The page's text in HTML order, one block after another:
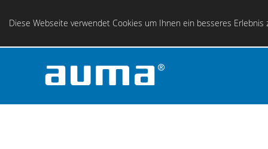
Diese Webseite verwendet Cookies um Ihnen ein besseres Erlebnis